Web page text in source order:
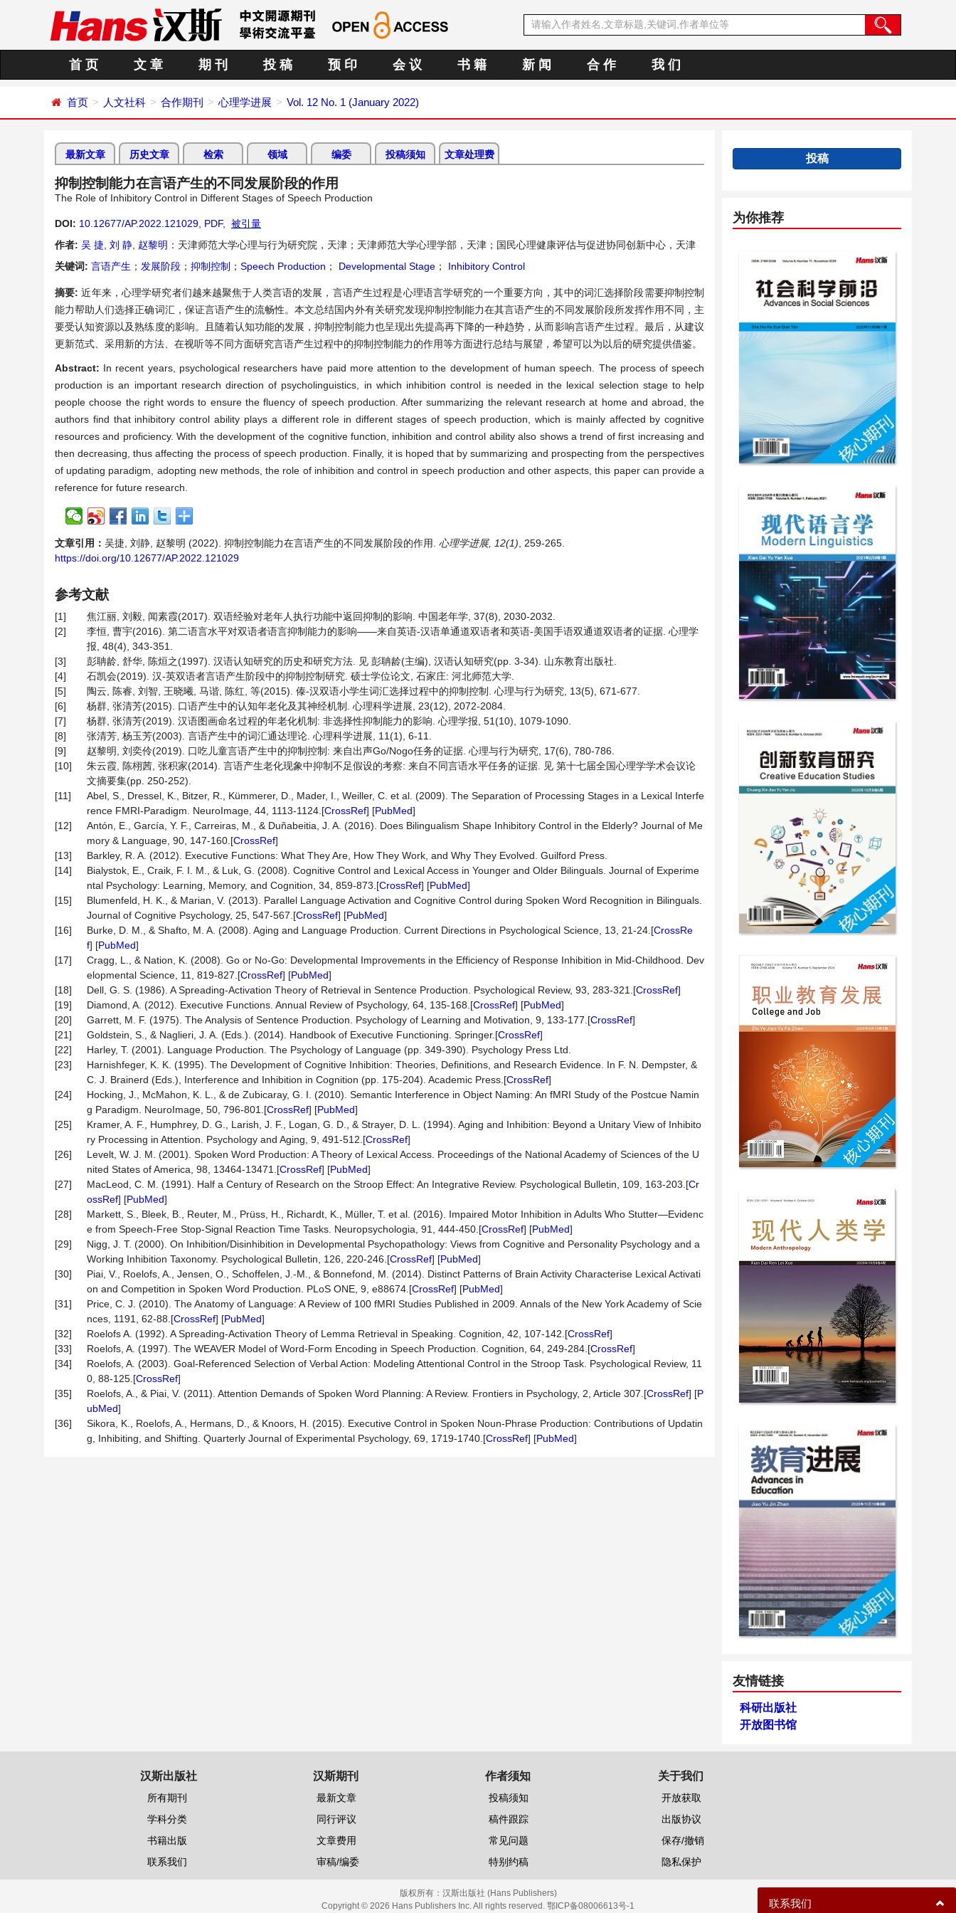
首 页 文 章 期 刊 投 稿 预 印 会 议 书 籍 新 闻 合 作 我 们
首页 人文社科 合作期刊 心理学进展 Vol. 12 No. 1 (January 2022)
最新文章 历史文章 检索 领域 编委 投稿须知 文章处理费
抑制控制能力在言语产生的不同发展阶段的作用
The Role of Inhibitory Control in Different Stages of Speech Production
DOI: 10.12677/AP.2022.121029 PDF,
被引量
作者: 吴 捷 刘 静 赵黎明 ：天津师范大学心理与行为研究院，天津；天津师范大学心理学部，天津；国民心理健康评估与促进协同创新中心，天津
关键词: 言语产生 ； 发展阶段 ； 抑制控制 ； Speech Production ； Developmental Stage ； Inhibitory Control
摘要:近年来，心理学研究者们越来越聚焦于人类言语的发展，言语产生过程是心理语言学研究的一个重要方向，其中的词汇选择阶段需要抑制控制
能力帮助人们选择正确词汇，保证言语产生的流畅性。本文总结国内外有关研究发现抑制控制能力在其言语产生的不同发展阶段所发挥作用不同，主
要受认知资源以及熟练度的影响。且随着认知功能的发展，抑制控制能力也呈现出先提高再下降的一种趋势，从而影响言语产生过程。最后，从建议
更新范式、采用新的方法、在视听等不同方面研究言语产生过程中的抑制控制能力的作用等方面进行总结与展望，希望可以为以后的研究提供借鉴。
Abstract: In recent years, psychological researchers have paid more attention to the development of human speech. The process of speech
production is an important research direction of psycholinguistics, in which inhibition control is needed in the lexical selection stage to help
people choose the right words to ensure the fluency of speech production. After summarizing the relevant research at home and abroad, the
authors find that inhibitory control ability plays a different role in different stages of speech production, which is mainly affected by cognitive
resources and proficiency. With the development of the cognitive function, inhibition and control ability also shows a trend of first increasing and
then decreasing, thus affecting the process of speech production. Finally, it is hoped that by summarizing and prospecting from the perspectives
of updating paradigm, adopting new methods, the role of inhibition and control in speech production and other aspects, this paper can provide a
reference for future research.
文章引用： 吴捷, 刘静, 赵黎明 (2022). 抑制控制能力在言语产生的不同发展阶段的作用. 心理学进展, 12(1) , 259-265.
https://doi.org/10.12677/AP.2022.121029
参考文献
[1]
焦江丽, 刘毅, 闻素霞(2017). 双语经验对老年人执行功能中返回抑制的影响. 中国老年学, 37(8), 2030-2032.
[2]
李恒, 曹宇(2016). 第二语言水平对双语者语言抑制能力的影响——来自英语-汉语单通道双语者和英语-美国手语双通道双语者的证据. 心理学
报, 48(4), 343-351.
[3]
彭聃龄, 舒华, 陈烜之(1997). 汉语认知研究的历史和研究方法. 见 彭聃龄(主编), 汉语认知研究(pp. 3-34). 山东教育出版社.
[4]
石凯会(2019). 汉-英双语者言语产生阶段中的抑制控制研究. 硕士学位论文, 石家庄: 河北师范大学.
[5]
陶云, 陈睿, 刘智, 王晓曦, 马谐, 陈红, 等(2015). 傣-汉双语小学生词汇选择过程中的抑制控制. 心理与行为研究, 13(5), 671-677.
[6]
杨群, 张清芳(2015). 口语产生中的认知年老化及其神经机制. 心理科学进展, 23(12), 2072-2084.
[7]
杨群, 张清芳(2019). 汉语图画命名过程的年老化机制: 非选择性抑制能力的影响. 心理学报, 51(10), 1079-1090.
[8]
张清芳, 杨玉芳(2003). 言语产生中的词汇通达理论. 心理科学进展, 11(1), 6-11.
[9]
赵黎明, 刘奕伶(2019). 口吃儿童言语产生中的抑制控制: 来自出声Go/Nogo任务的证据. 心理与行为研究, 17(6), 780-786.
[10]
朱云霞, 陈栩茜, 张积家(2014). 言语产生老化现象中抑制不足假设的考察: 来自不同言语水平任务的证据. 见 第十七届全国心理学学术会议论
文摘要集(pp. 250-252).
[11]
Abel, S., Dressel, K., Bitzer, R., Kümmerer, D., Mader, I., Weiller, C. et al. (2009). The Separation of Processing Stages in a Lexical Interfe
rence FMRI-Paradigm. NeuroImage, 44, 1113-1124.[CrossRef] [PubMed]
[12]
Antón, E., García, Y. F., Carreiras, M., & Duñabeitia, J. A. (2016). Does Bilingualism Shape Inhibitory Control in the Elderly? Journal of Me
mory & Language, 90, 147-160.[CrossRef]
[13]
Barkley, R. A. (2012). Executive Functions: What They Are, How They Work, and Why They Evolved. Guilford Press.
[14]
Bialystok, E., Craik, F. I. M., & Luk, G. (2008). Cognitive Control and Lexical Access in Younger and Older Bilinguals. Journal of Experime
ntal Psychology: Learning, Memory, and Cognition, 34, 859-873.[CrossRef] [PubMed]
[15]
Blumenfeld, H. K., & Marian, V. (2013). Parallel Language Activation and Cognitive Control during Spoken Word Recognition in Bilinguals.
Journal of Cognitive Psychology, 25, 547-567.[CrossRef] [PubMed]
[16]
Burke, D. M., & Shafto, M. A. (2008). Aging and Language Production. Current Directions in Psychological Science, 13, 21-24.[CrossRe
f] [PubMed]
[17]
Cragg, L., & Nation, K. (2008). Go or No-Go: Developmental Improvements in the Efficiency of Response Inhibition in Mid-Childhood. Dev
elopmental Science, 11, 819-827.[CrossRef] [PubMed]
[18]
Dell, G. S. (1986). A Spreading-Activation Theory of Retrieval in Sentence Production. Psychological Review, 93, 283-321.[CrossRef]
[19]
Diamond, A. (2012). Executive Functions. Annual Review of Psychology, 64, 135-168.[CrossRef] [PubMed]
[20]
Garrett, M. F. (1975). The Analysis of Sentence Production. Psychology of Learning and Motivation, 9, 133-177.[CrossRef]
[21]
Goldstein, S., & Naglieri, J. A. (Eds.). (2014). Handbook of Executive Functioning. Springer.[CrossRef]
[22]
Harley, T. (2001). Language Production. The Psychology of Language (pp. 349-390). Psychology Press Ltd.
[23]
Harnishfeger, K. K. (1995). The Development of Cognitive Inhibition: Theories, Definitions, and Research Evidence. In F. N. Dempster, &
C. J. Brainerd (Eds.), Interference and Inhibition in Cognition (pp. 175-204). Academic Press.[CrossRef]
[24]
Hocking, J., McMahon, K. L., & de Zubicaray, G. I. (2010). Semantic Interference in Object Naming: An fMRI Study of the Postcue Namin
g Paradigm. NeuroImage, 50, 796-801.[CrossRef] [PubMed]
[25]
Kramer, A. F., Humphrey, D. G., Larish, J. F., Logan, G. D., & Strayer, D. L. (1994). Aging and Inhibition: Beyond a Unitary View of Inhibito
ry Processing in Attention. Psychology and Aging, 9, 491-512.[CrossRef]
[26]
Levelt, W. J. M. (2001). Spoken Word Production: A Theory of Lexical Access. Proceedings of the National Academy of Sciences of the U
nited States of America, 98, 13464-13471.[CrossRef] [PubMed]
[27]
MacLeod, C. M. (1991). Half a Century of Research on the Stroop Effect: An Integrative Review. Psychological Bulletin, 109, 163-203.[Cr
ossRef] [PubMed]
[28]
Markett, S., Bleek, B., Reuter, M., Prüss, H., Richardt, K., Müller, T. et al. (2016). Impaired Motor Inhibition in Adults Who Stutter—Evidenc
e from Speech-Free Stop-Signal Reaction Time Tasks. Neuropsychologia, 91, 444-450.[CrossRef] [PubMed]
[29]
Nigg, J. T. (2000). On Inhibition/Disinhibition in Developmental Psychopathology: Views from Cognitive and Personality Psychology and a
Working Inhibition Taxonomy. Psychological Bulletin, 126, 220-246.[CrossRef] [PubMed]
[30]
Piai, V., Roelofs, A., Jensen, O., Schoffelen, J.-M., & Bonnefond, M. (2014). Distinct Patterns of Brain Activity Characterise Lexical Activati
on and Competition in Spoken Word Production. PLoS ONE, 9, e88674.[CrossRef] [PubMed]
[31]
Price, C. J. (2010). The Anatomy of Language: A Review of 100 fMRI Studies Published in 2009. Annals of the New York Academy of Scie
nces, 1191, 62-88.[CrossRef] [PubMed]
[32]
Roelofs A. (1992). A Spreading-Activation Theory of Lemma Retrieval in Speaking. Cognition, 42, 107-142.[CrossRef]
[33]
Roelofs, A. (1997). The WEAVER Model of Word-Form Encoding in Speech Production. Cognition, 64, 249-284.[CrossRef]
[34]
Roelofs, A. (2003). Goal-Referenced Selection of Verbal Action: Modeling Attentional Control in the Stroop Task. Psychological Review, 11
0, 88-125.[CrossRef]
[35]
Roelofs, A., & Piai, V. (2011). Attention Demands of Spoken Word Planning: A Review. Frontiers in Psychology, 2, Article 307.[CrossRef] [P
ubMed]
[36]
Sikora, K., Roelofs, A., Hermans, D., & Knoors, H. (2015). Executive Control in Spoken Noun-Phrase Production: Contributions of Updatin
g, Inhibiting, and Shifting. Quarterly Journal of Experimental Psychology, 69, 1719-1740.[CrossRef] [PubMed]
投稿
为你推荐
友情链接
科研出版社
开放图书馆
汉斯出版社
所有期刊
学科分类
书籍出版
联系我们
汉斯期刊
最新文章
同行评议
文章费用
审稿/编委
作者须知
投稿须知
稿件跟踪
常见问题
特别约稿
关于我们
开放获取
出版协议
保存/撤销
隐私保护
版权所有： 汉斯出版社 (Hans Publishers)
Copyright © 2026 Hans Publishers Inc. All rights reserved. 鄂ICP备08006613号-1